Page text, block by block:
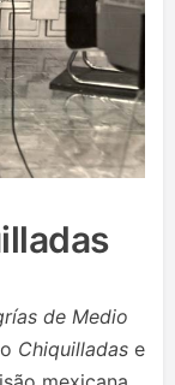
de Medio
Chiquilladas e